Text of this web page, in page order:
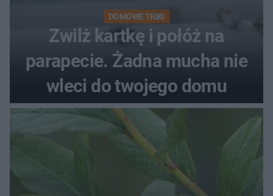
DOMOWE TRIKI
Zwilż kartkę i połóż na
parapecie. Żadna mucha nie
wleci do twojego domu